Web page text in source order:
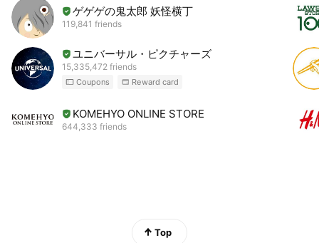
ゲゲゲの鬼太郎 妖怪横丁
119,841 friends
ユニバーサル・ピクチャーズ
15,335,472 friends
Coupons Reward card
KOMEHYO ONLINE STORE
644,333 friends
Top